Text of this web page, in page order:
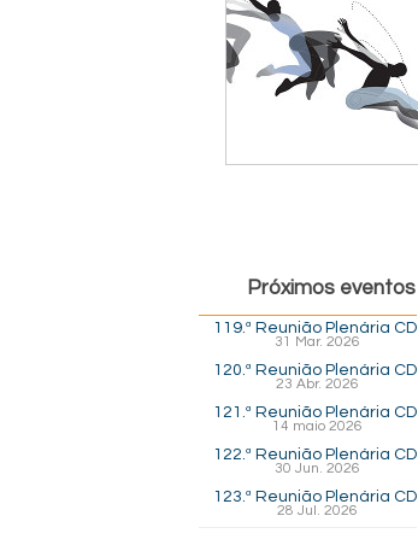
Próximos eventos
119.ª Reunião Plenária CD
31 Mar. 2026
120.ª Reunião Plenária CD
23 Abr. 2026
121.ª Reunião Plenária CD
14 maio 2026
122.ª Reunião Plenária CD
30 Jun. 2026
123.ª Reunião Plenária CD
28 Jul. 2026